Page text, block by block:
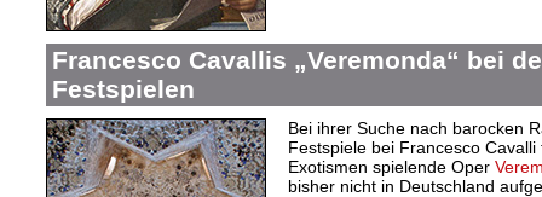
Francesco Cavallis „Veremonda“ bei
Festspielen
Bei ihrer Suche nach barocken
Festspiele bei Francesco
Exotismen spielende Oper
bisher nicht in Deutschland